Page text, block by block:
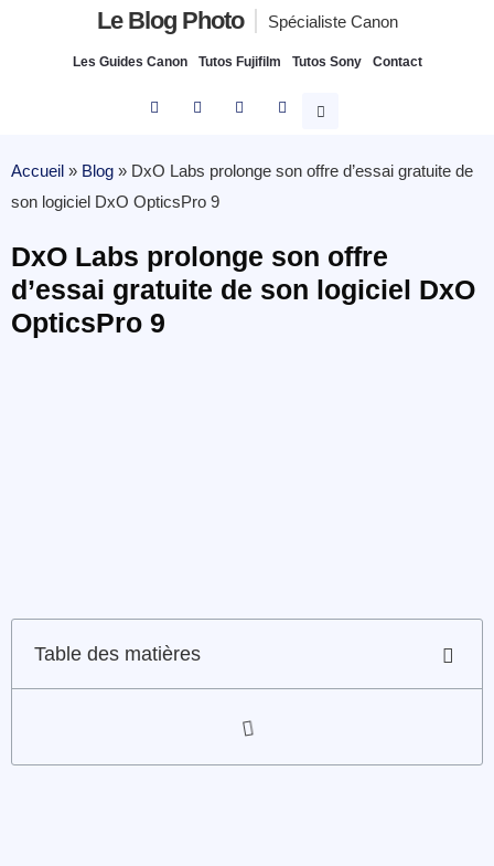
Le Blog Photo Spécialiste Canon
Les Guides Canon Tutos Fujifilm Tutos Sony Contact
Accueil » Blog » DxO Labs prolonge son offre d’essai gratuite de
son logiciel DxO OpticsPro 9
DxO Labs prolonge son offre
d’essai gratuite de son logiciel DxO
OpticsPro 9
Table des matières